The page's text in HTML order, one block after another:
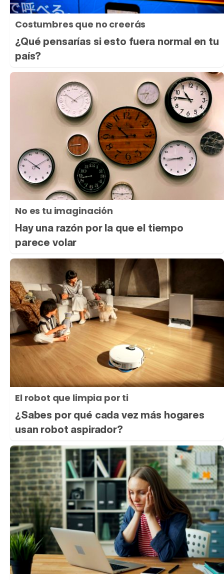
Costumbres que no creerás
¿Qué pensarías si esto fuera normal en tu
país?
No es tu imaginación
Hay una razón por la que el tiempo
parece volar
El robot que limpia por ti
¿Sabes por qué cada vez más hogares
usan robot aspirador?